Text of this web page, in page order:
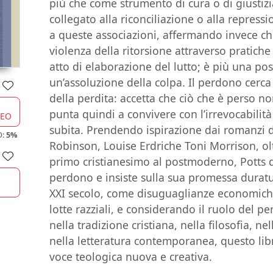
5%
più che come strumento di cura o di
collegato alla riconciliazione o alla
a queste associazioni, affermando invece
violenza della ritor­sione attraverso
atto di elaborazione del lutto; è più una
un’assoluzione della colpa. Il perdono
della perdita: accetta che ciò che è perso
punta quindi a convivere con
subita. Prendendo ispirazione dai romanzi
Robinson, Louise Erdriche Toni Morrison,
primo cristianesimo al postmoderno, Potts
perdono e insiste sulla sua promessa
XXI secolo, come disuguaglian­ze
lotte razziali, e considerando il ruolo del
nella tradizione cri­stiana, nella filosofia,
nella letteratura contemporanea, questo
voce teo­logica nuova e creativa.